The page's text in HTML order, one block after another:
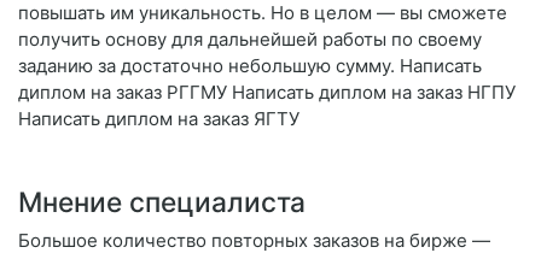
повышать им уникальность. Но в целом — вы сможете
получить основу для дальнейшей работы по своему
заданию за достаточно небольшую сумму. Написать
диплом на заказ РГГМУ Написать диплом на заказ НГПУ
Написать диплом на заказ ЯГТУ
Мнение специалиста
Большое количество повторных заказов на бирже —